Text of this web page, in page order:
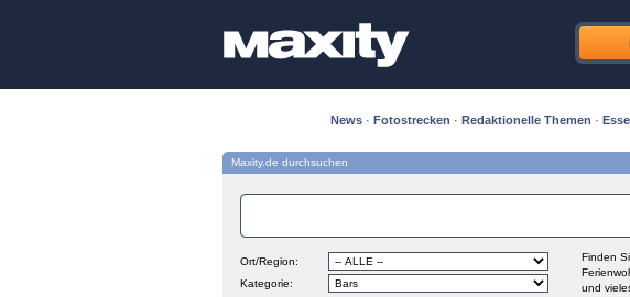
News · Fotostrecken · Redaktionelle Themen ·
Maxity.de durchsuchen
Ort/Region:
Kategorie:
Finden
und